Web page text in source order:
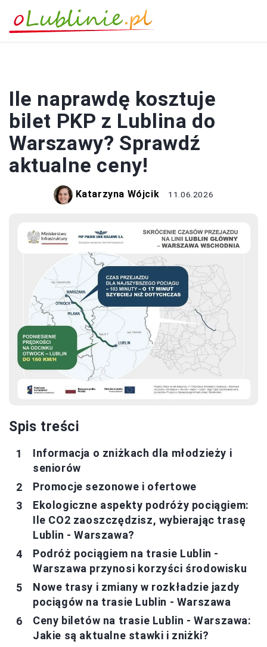
Ile naprawdę kosztuje
bilet PKP z Lublina do
Warszawy? Sprawdź
aktualne ceny!
Katarzyna Wójcik 11.06.2026
Spis treści
Informacja o zniżkach dla młodzieży i
seniorów
Promocje sezonowe i ofertowe
Ekologiczne aspekty podróży pociągiem:
Ile CO2 zaoszczędzisz, wybierając trasę
Lublin - Warszawa?
Podróż pociągiem na trasie Lublin -
Warszawa przynosi korzyści środowisku
Nowe trasy i zmiany w rozkładzie jazdy
pociągów na trasie Lublin - Warszawa
Ceny biletów na trasie Lublin - Warszawa:
Jakie są aktualne stawki i zniżki?